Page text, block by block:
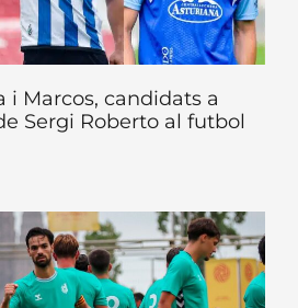
i Marcos, candidats a
Sergi Roberto al futbol